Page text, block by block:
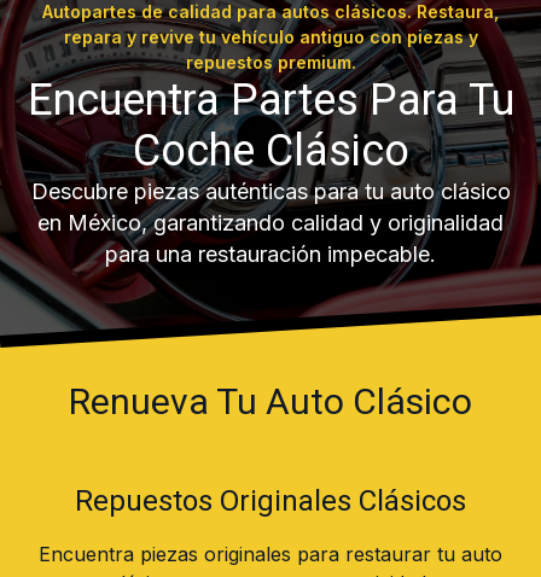
Autopartes de calidad para autos clásicos. Restaura,
repara y revive tu vehículo antiguo con piezas y
repuestos premium.
Encuentra Partes Para Tu
Coche Clásico
Descubre piezas auténticas para tu auto clásico
en México, garantizando calidad y originalidad
para una restauración impecable.
Renueva Tu Auto Clásico
Repuestos Originales Clásicos
Encuentra piezas originales para restaurar tu auto